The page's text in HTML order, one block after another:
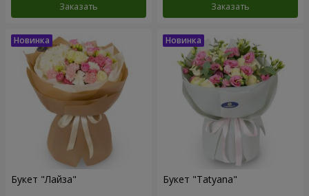
Заказать Заказать
Букет "Лайза" Букет "Tatyana"